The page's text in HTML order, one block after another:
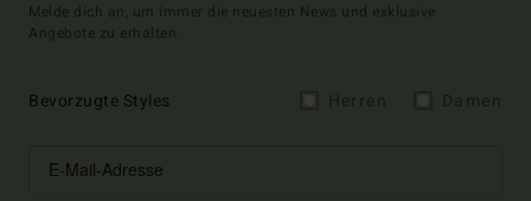
Melde dich an, um immer die neuesten News und exklusive
Angebote zu erhalten.
Bevorzugte Styles